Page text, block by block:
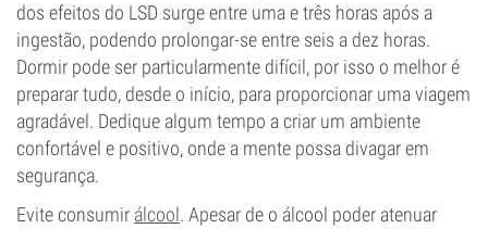
dos efeitos do LSD surge entre uma e três horas após a
ingestão, podendo prolongar-se entre seis a dez horas.
Dormir pode ser particularmente difícil, por isso o melhor é
preparar tudo, desde o início, para proporcionar uma viagem
agradável. Dedique algum tempo a criar um ambiente
confortável e positivo, onde a mente possa divagar em
segurança.
Evite consumir álcool. Apesar de o álcool poder atenuar